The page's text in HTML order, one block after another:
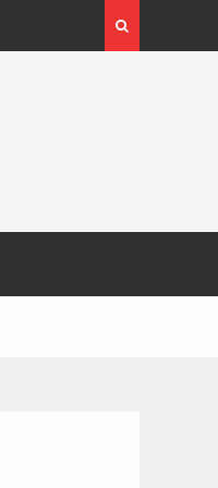
la Timișoara a atras peste